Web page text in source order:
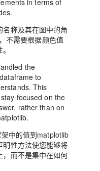
in terms of
称及其在图中的角
不需要根据颜色值
the
to
This
focused on the
rather than on
中的值到matplotlib
明性方法使您能够将
，而不是集中在如何